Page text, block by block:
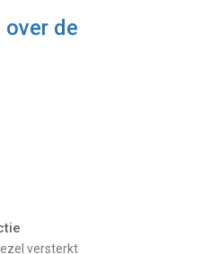
de
versterkt